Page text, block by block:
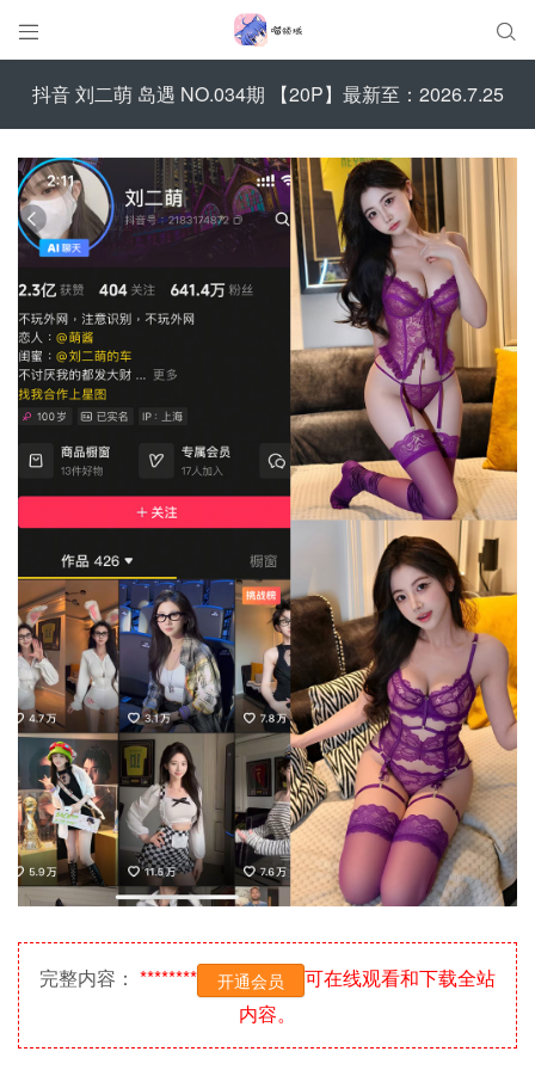
 
抖音 刘二萌 岛遇 NO.034期 【20P】最新至：2026.7.25
完整内容： ******** 开通会员
可在线观看和下载全站
内容。